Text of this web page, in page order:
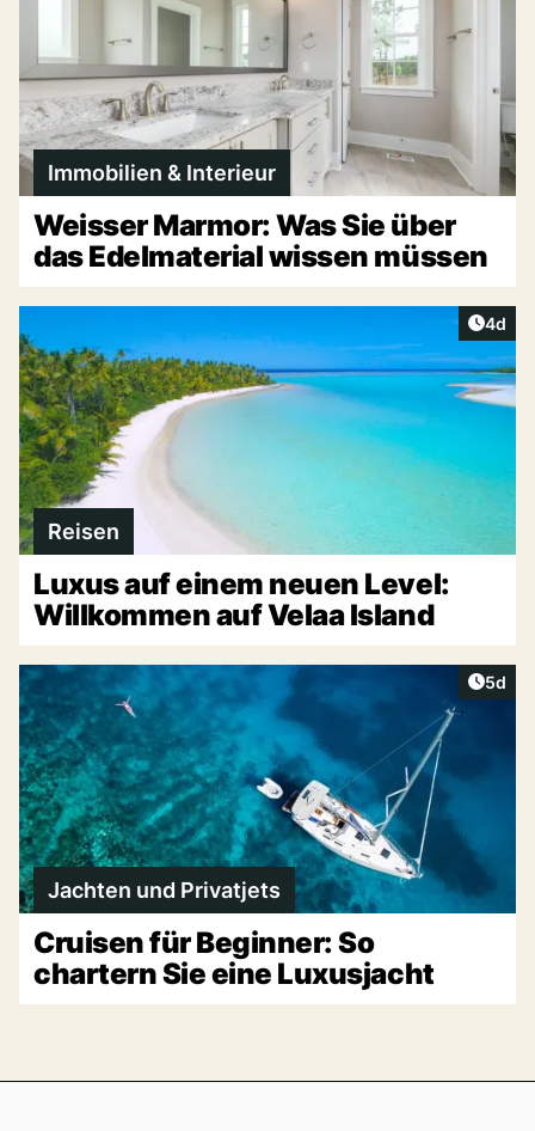
Immobilien & Interieur
Weisser Marmor: Was Sie über
das Edelmaterial wissen müssen
4d
Reisen
Luxus auf einem neuen Level:
Willkommen auf Velaa Island
5d
Jachten und Privatjets
Cruisen für Beginner: So
chartern Sie eine Luxusjacht